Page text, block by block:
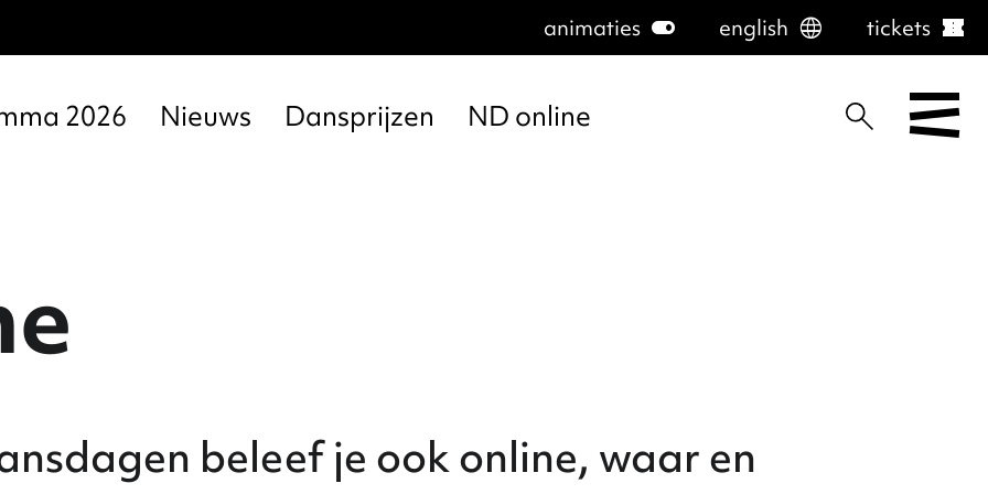
animaties toggle_on english language tickets confirmation_number
2026 Nieuws Dansprijzen ND online
beleef je ook online, waar en